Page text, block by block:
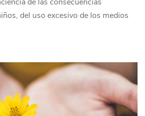
del uso excesivo de los medios